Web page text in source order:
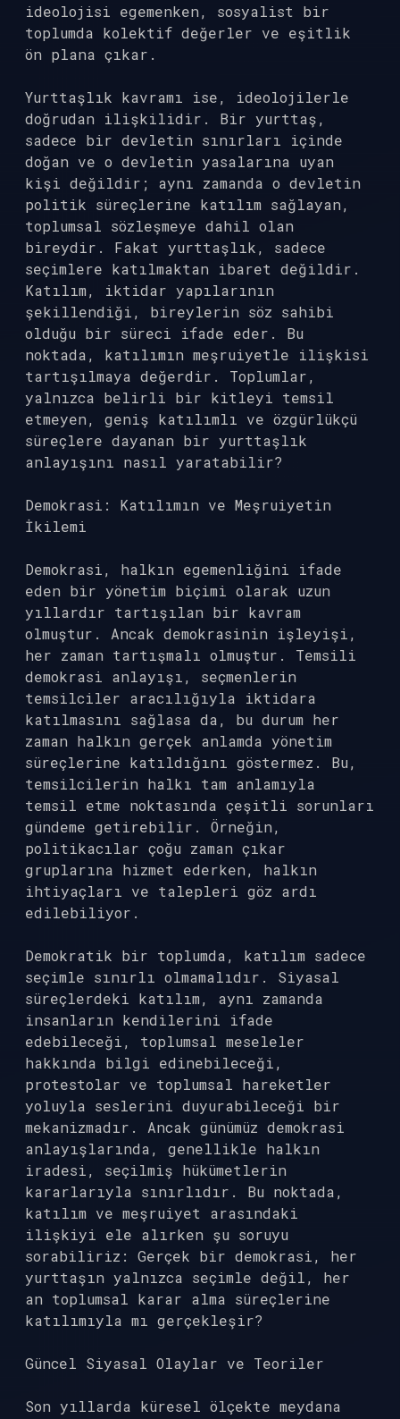
ideolojisi egemenken, sosyalist bir
toplumda kolektif değerler ve eşitlik
ön plana çıkar.
Yurttaşlık kavramı ise, ideolojilerle
doğrudan ilişkilidir. Bir yurttaş,
sadece bir devletin sınırları içinde
doğan ve o devletin yasalarına uyan
kişi değildir; aynı zamanda o devletin
politik süreçlerine katılım sağlayan,
toplumsal sözleşmeye dahil olan
bireydir. Fakat yurttaşlık, sadece
seçimlere katılmaktan ibaret değildir.
Katılım, iktidar yapılarının
şekillendiği, bireylerin söz sahibi
olduğu bir süreci ifade eder. Bu
noktada, katılımın meşruiyetle ilişkisi
tartışılmaya değerdir. Toplumlar,
yalnızca belirli bir kitleyi temsil
etmeyen, geniş katılımlı ve özgürlükçü
süreçlere dayanan bir yurttaşlık
anlayışını nasıl yaratabilir?
Demokrasi: Katılımın ve Meşruiyetin
İkilemi
Demokrasi, halkın egemenliğini ifade
eden bir yönetim biçimi olarak uzun
yıllardır tartışılan bir kavram
olmuştur. Ancak demokrasinin işleyişi,
her zaman tartışmalı olmuştur. Temsili
demokrasi anlayışı, seçmenlerin
temsilciler aracılığıyla iktidara
katılmasını sağlasa da, bu durum her
zaman halkın gerçek anlamda yönetim
süreçlerine katıldığını göstermez. Bu,
temsilcilerin halkı tam anlamıyla
temsil etme noktasında çeşitli sorunları
gündeme getirebilir. Örneğin,
politikacılar çoğu zaman çıkar
gruplarına hizmet ederken, halkın
ihtiyaçları ve talepleri göz ardı
edilebiliyor.
Demokratik bir toplumda, katılım sadece
seçimle sınırlı olmamalıdır. Siyasal
süreçlerdeki katılım, aynı zamanda
insanların kendilerini ifade
edebileceği, toplumsal meseleler
hakkında bilgi edinebileceği,
protestolar ve toplumsal hareketler
yoluyla seslerini duyurabileceği bir
mekanizmadır. Ancak günümüz demokrasi
anlayışlarında, genellikle halkın
iradesi, seçilmiş hükümetlerin
kararlarıyla sınırlıdır. Bu noktada,
katılım ve meşruiyet arasındaki
ilişkiyi ele alırken şu soruyu
sorabiliriz: Gerçek bir demokrasi, her
yurttaşın yalnızca seçimle değil, her
an toplumsal karar alma süreçlerine
katılımıyla mı gerçekleşir?
Güncel Siyasal Olaylar ve Teoriler
Son yıllarda küresel ölçekte meydana